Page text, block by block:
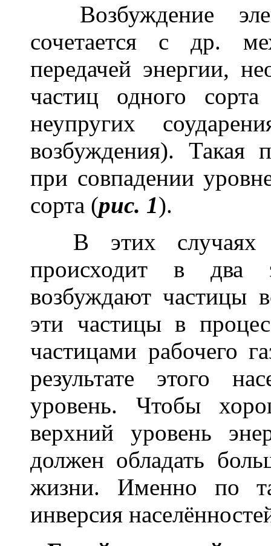
Возбуждение
сочетается с др.
передачей энергии,
частиц одного
неупругих
возбуждения). Такая
при совпадении
сорта (рис. 1).
В этих случаях
происходит в два
возбуждают частицы
эти частицы в
частицами рабочего
результате этого
уровень. Чтобы
верхний уровень
должен обладать
жизни. Именно по
инверсия